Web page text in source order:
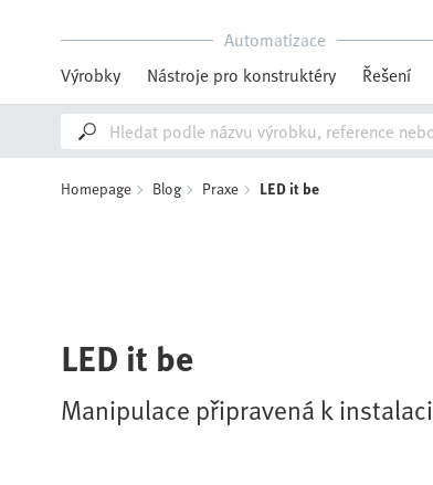
Automatizace
Výrobky
Nástroje pro konstruktéry Řešení
Homepage Blog Praxe LED it be
LED it be
Manipulace připravená k instalaci